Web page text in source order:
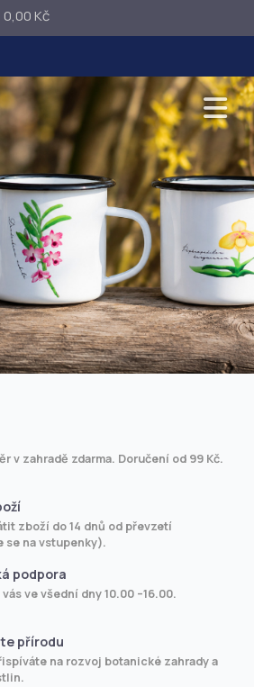
0,00 Kč
v zahradě zdarma. Doručení od 99 Kč.
zboží do 14 dnů od převzetí
se na vstupenky).
podpora
ve všední dny 10.00 –16.00.
přírodu
na rozvoj botanické zahrady a